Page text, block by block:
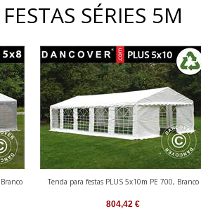
SÉRIES 5M
Tenda para festas PLUS 5x10m PE 700, Branco
804,42 €